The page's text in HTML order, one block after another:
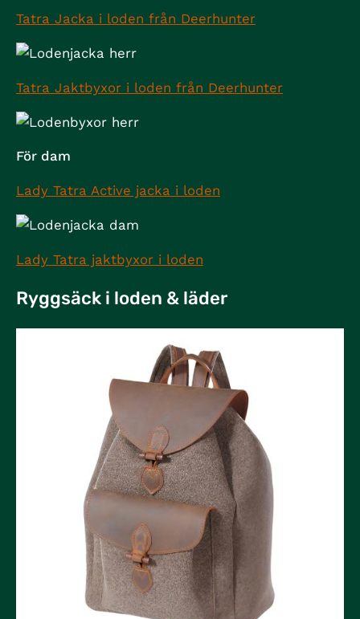
Tatra Jacka i loden från Deerhunter
Tatra Jaktbyxor i loden från Deerhunter
För dam
Lady Tatra Active jacka i loden
Lady Tatra jaktbyxor i loden
Ryggsäck i loden & läder